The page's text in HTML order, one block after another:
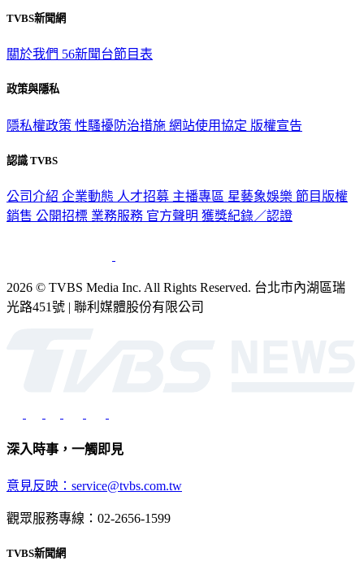
TVBS新聞網
關於我們 56新聞台節目表
政策與隱私
隱私權政策 性騷擾防治措施 網站使用協定 版權宣告
認識 TVBS
公司介紹 企業動態 人才招募 主播專區 星藝象娛樂 節目版權
銷售 公開招標 業務服務 官方聲明 獲獎紀錄／認證
2026 © TVBS Media Inc. All Rights Reserved. 台北市內湖區瑞
光路451號 | 聯利媒體股份有限公司
深入時事，一觸即見
意見反映：service@tvbs.com.tw
觀眾服務專線：02-2656-1599
TVBS新聞網